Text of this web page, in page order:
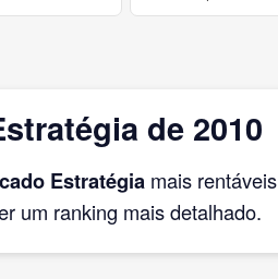
de 2010
Estratégia mais rentáveis
um ranking mais detalhado.